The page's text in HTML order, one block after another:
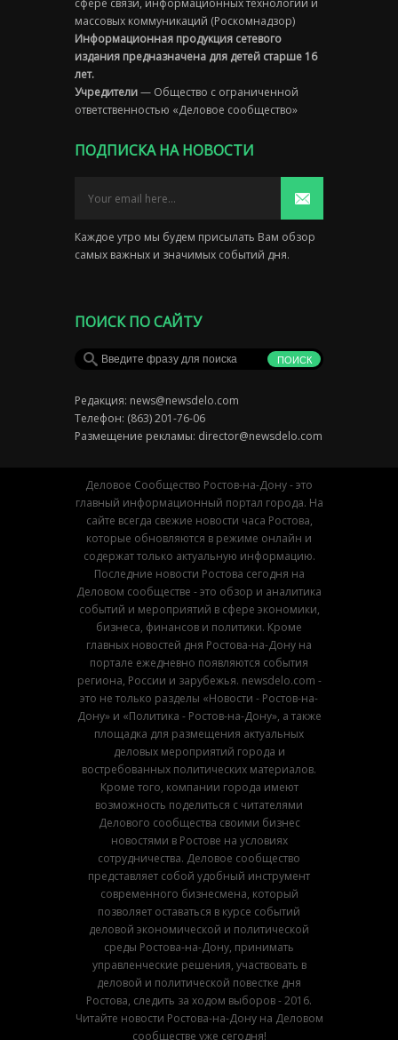
сфере связи, информационных технологий и
массовых коммуникаций (Роскомнадзор)
Информационная продукция сетевого
издания предназначена для детей старше 16
лет.
Учредители— Общество с ограниченной
ответственностью «Деловое сообщество»
ПОДПИСКА НА НОВОСТИ
Каждое утро мы будем присылать Вам обзор
самых важных и значимых событий дня.
ПОИСК ПО САЙТУ
Редакция: news@newsdelo.com
Телефон: (863) 201-76-06
Размещение рекламы: director@newsdelo.com
Деловое Сообщество Ростов-на-Дону - это
главный информационный портал города. На
сайте всегда свежие новости часа Ростова,
которые обновляются в режиме онлайн и
содержат только актуальную информацию.
Последние новости Ростова сегодня на
Деловом сообществе - это обзор и аналитика
событий и мероприятий в сфере экономики,
бизнеса, финансов и политики. Кроме
главных новостей дня Ростова-на-Дону на
портале ежедневно появляются события
региона, России и зарубежья. newsdelo.com -
это не только разделы «Новости - Ростов-на-
Дону» и «Политика - Ростов-на-Дону», а также
площадка для размещения актуальных
деловых мероприятий города и
востребованных политических материалов.
Кроме того, компании города имеют
возможность поделиться с читателями
Делового сообщества своими бизнес
новостями в Ростове на условиях
сотрудничества. Деловое сообщество
представляет собой удобный инструмент
современного бизнесмена, который
позволяет оставаться в курсе событий
деловой экономической и политической
среды Ростова-на-Дону, принимать
управленческие решения, участвовать в
деловой и политической повестке дня
Ростова, следить за ходом выборов - 2016.
Читайте новости Ростова-на-Дону на Деловом
сообществе уже сегодня!